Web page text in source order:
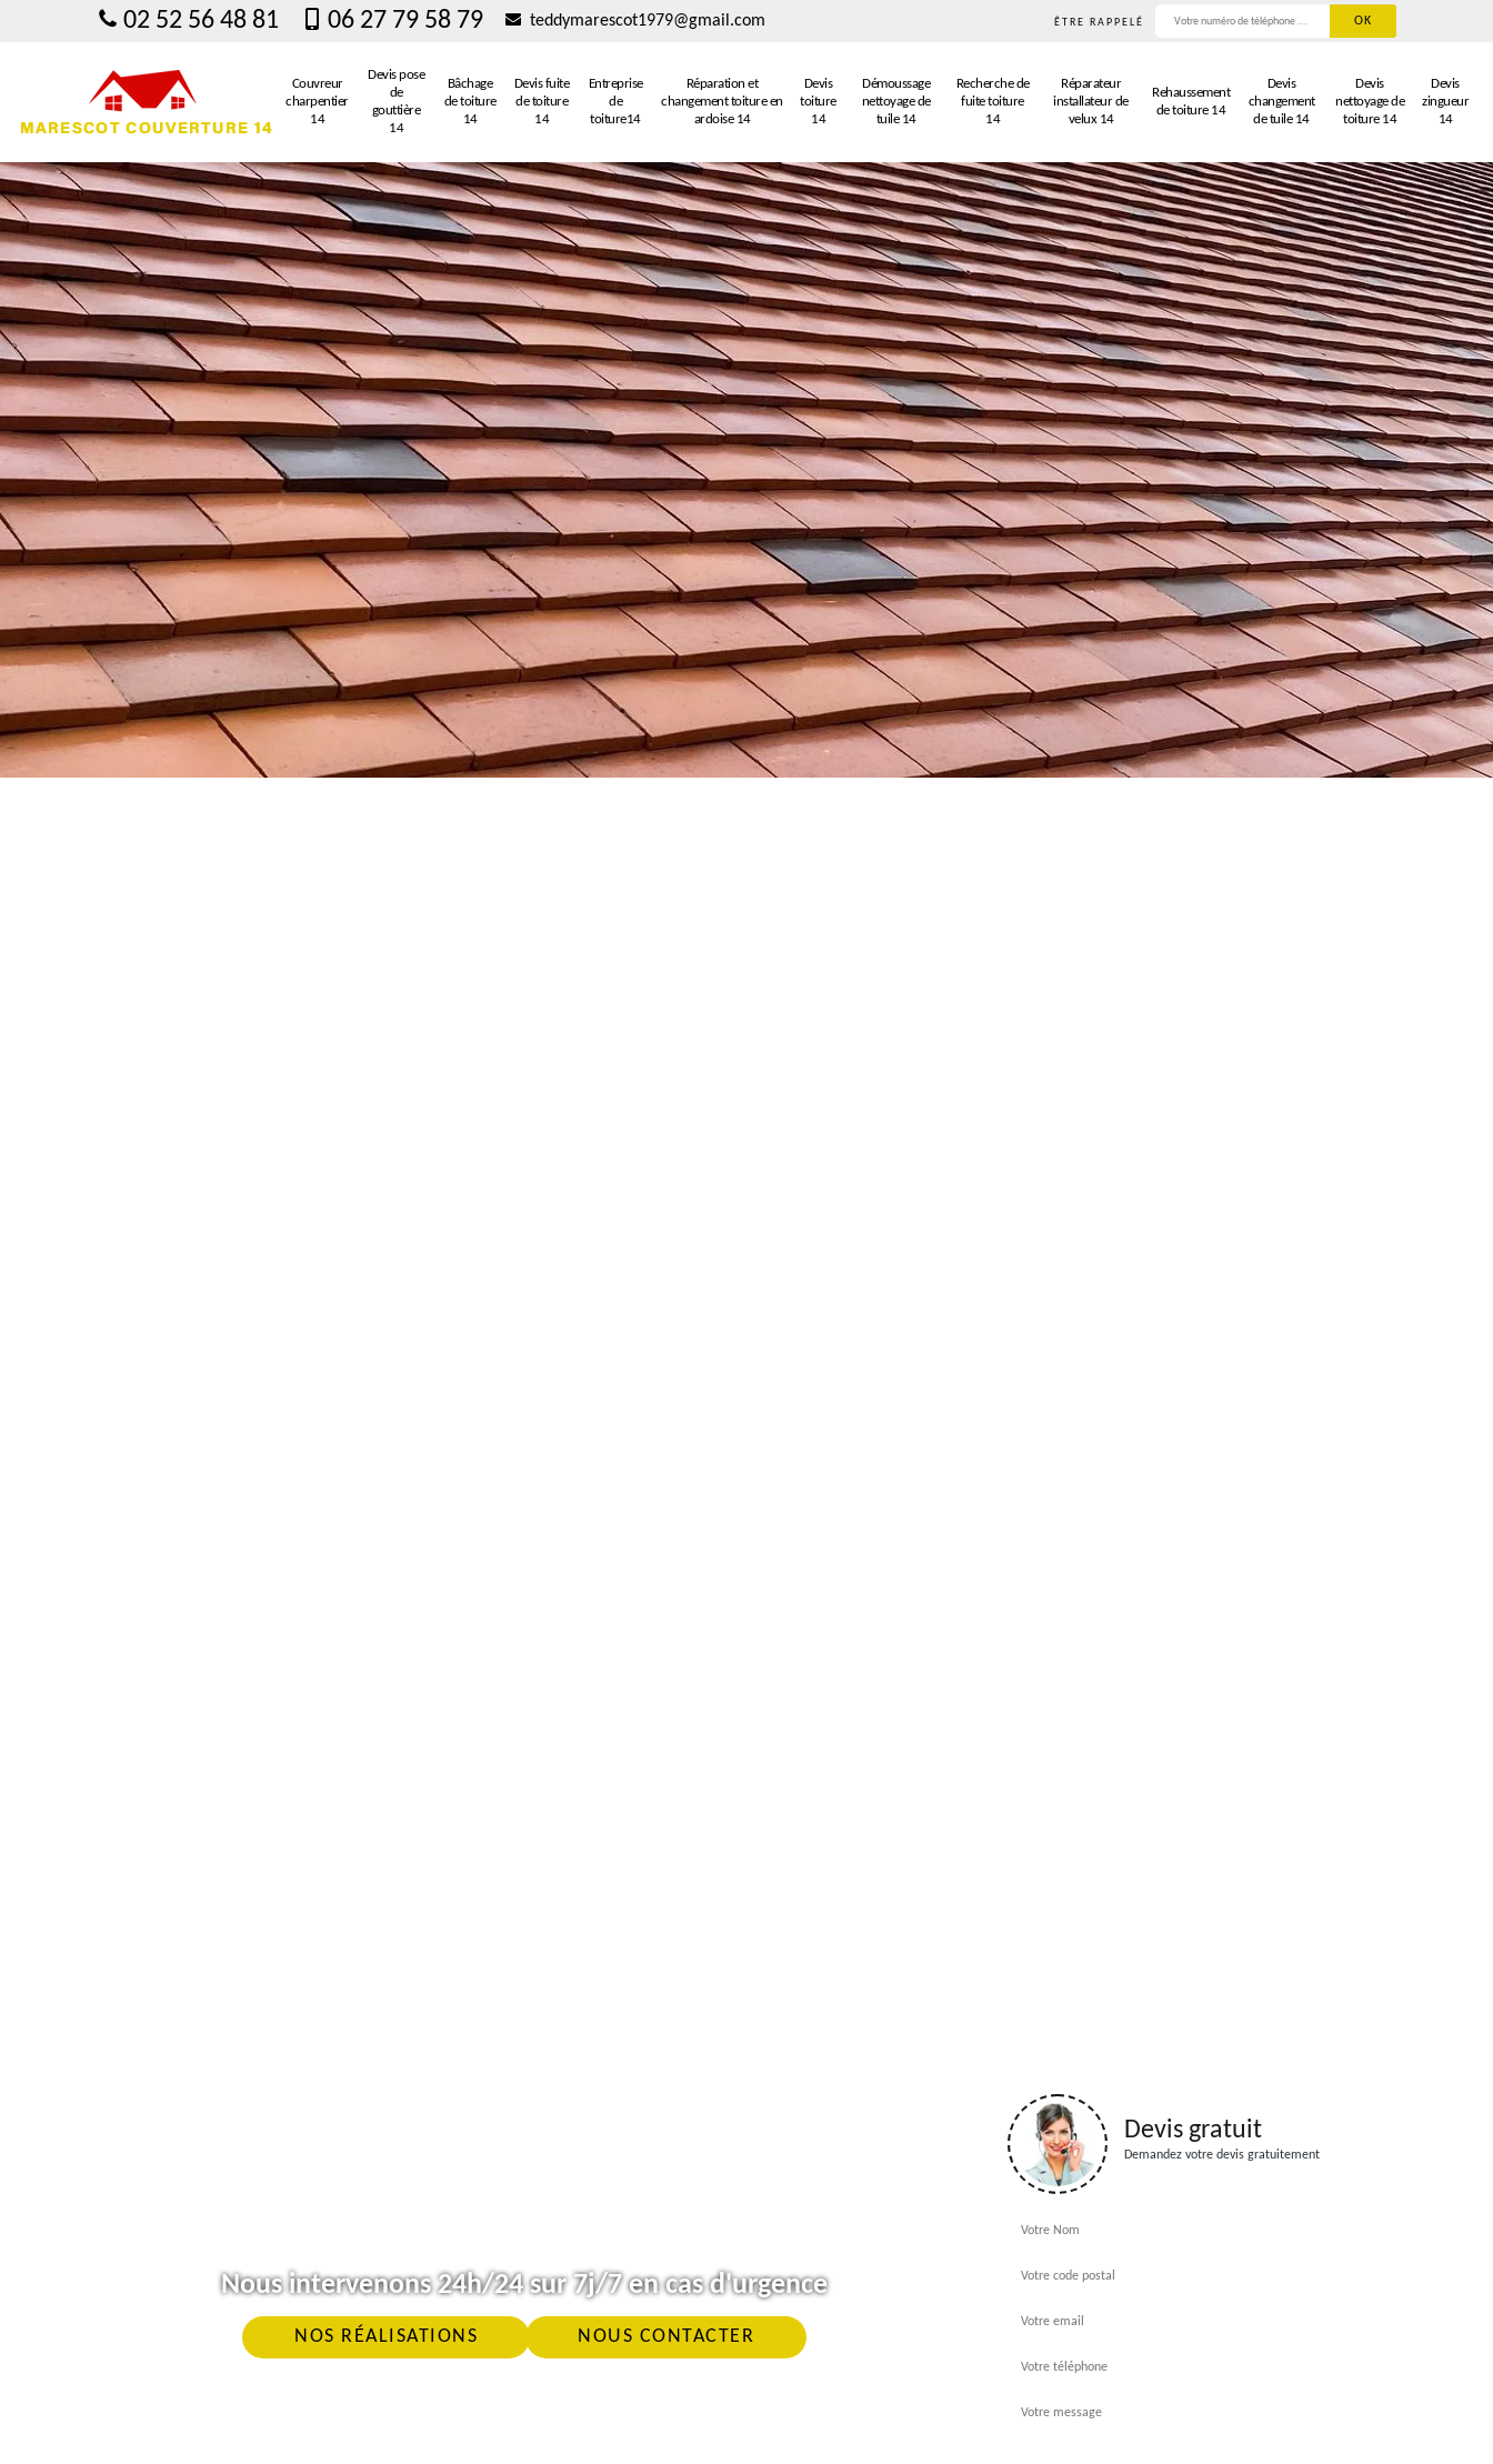
02 52 56 48 81 06 27 79 58 79 teddymarescot1979@gmail.com ÊTRE RAPPELÉ
Couvreur
charpentier
14
Devis pose
de
gouttière
14
Bâchage
de toiture
14
Devis fuite
de toiture
14
Entreprise
de
toiture14
Réparation et
changement toiture en
ardoise 14
Devis
toiture
14
Démoussage
nettoyage de
tuile 14
Recherche de
fuite toiture
14
Réparateur
installateur de
velux 14
Rehaussement
de toiture 14
Devis
changement
de tuile 14
Devis
nettoyage de
toiture 14
Devis
zingueur
14
Nous intervenons 24h/24 sur 7j/7 en cas d'urgence
NOS RÉALISATIONS NOUS CONTACTER
Devis gratuit
Demandez votre devis gratuitement